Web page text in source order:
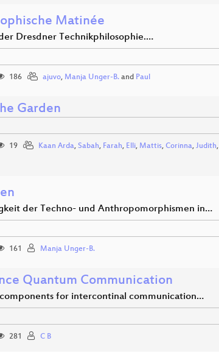
Matinée
Dresdner Technikphilosophie.…
186 ajuvo, Manja Unger-B. and Paul
Garden
19 Kaan Arda, Sabah, Farah, Elli, Mattis, Corinna, Judith,
der Techno- und Anthropomorphismen in…
161 Manja Unger-B.
Quantum Communication
for intercontinal communication…
281 C B